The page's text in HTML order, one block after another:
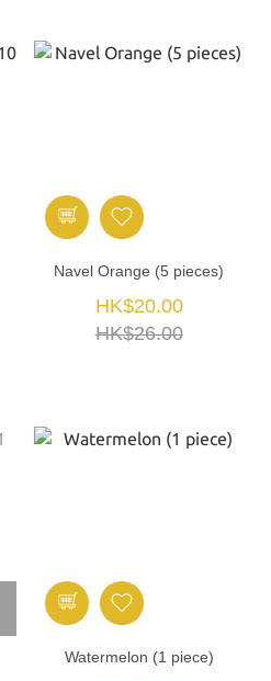
Navel Orange (5 pieces)
HK$20.00
HK$26.00
Watermelon (1 piece)